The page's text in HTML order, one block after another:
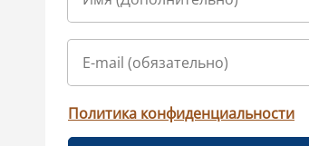
Политика конфиденциальности